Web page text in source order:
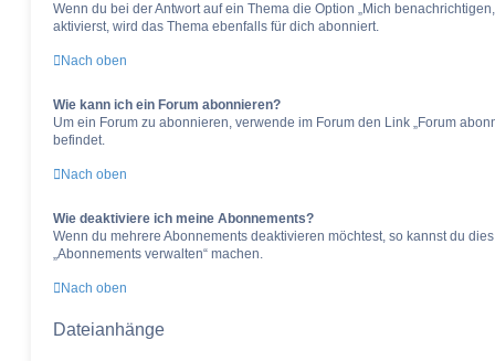
Wenn du bei der Antwort auf ein Thema die Option „Mich
aktivierst, wird das Thema ebenfalls für dich abonniert.
Nach oben
Wie kann ich ein Forum abonnieren?
Um ein Forum zu abonnieren, verwende im Forum den Link „Forum
befindet.
Nach oben
Wie deaktiviere ich meine Abonnements?
Wenn du mehrere Abonnements deaktivieren möchtest, so kannst du
„Abonnements verwalten“ machen.
Nach oben
Dateianhänge